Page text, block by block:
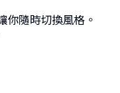
你隨時切換風格。